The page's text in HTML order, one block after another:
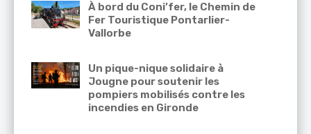
À bord du Coni’fer, le Chemin de
Fer Touristique Pontarlier-
Vallorbe
Un pique-nique solidaire à
Jougne pour soutenir les
pompiers mobilisés contre les
incendies en Gironde